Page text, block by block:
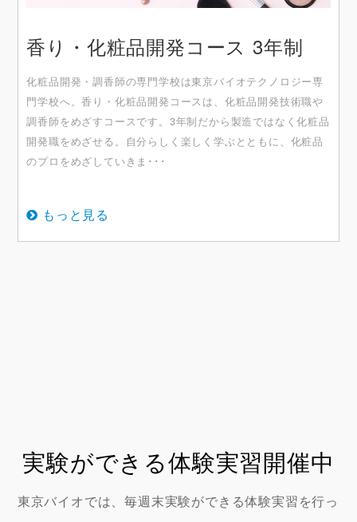
香り・化粧品開発コース 3年制
化粧品開発・調⾹師の専⾨学校は東京バイオテクノロジー専
⾨学校へ。⾹り・化粧品開発コースは、化粧品開発技術職や
調⾹師をめざすコースです。3年制だから製造ではなく化粧品
開発職をめざせる。⾃分らしく楽しく学ぶとともに、化粧品
のプロをめざしていきま･･･
もっと見る
実験ができる体験実習開催中
東京バイオでは、毎週末実験ができる体験実習を行っ